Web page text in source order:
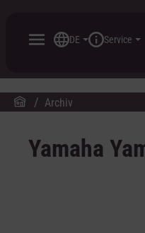
DE Service
Archiv
Yamaha